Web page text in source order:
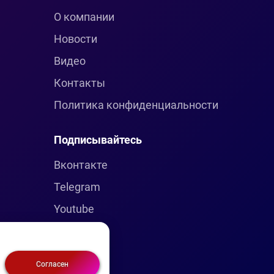
О компании
Новости
Видео
Контакты
Политика конфиденциальности
Подписывайтесь
Вконтакте
Telegram
Youtube
Согласен